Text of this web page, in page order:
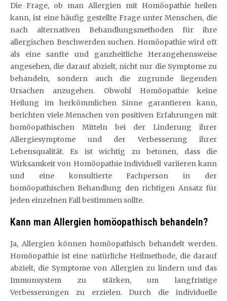
Die Frage, ob man Allergien mit Homöopathie heilen
kann, ist eine häufig gestellte Frage unter Menschen, die
nach alternativen Behandlungsmethoden für ihre
allergischen Beschwerden suchen. Homöopathie wird oft
als eine sanfte und ganzheitliche Herangehensweise
angesehen, die darauf abzielt, nicht nur die Symptome zu
behandeln, sondern auch die zugrunde liegenden
Ursachen anzugehen. Obwohl Homöopathie keine
Heilung im herkömmlichen Sinne garantieren kann,
berichten viele Menschen von positiven Erfahrungen mit
homöopathischen Mitteln bei der Linderung ihrer
Allergiesymptome und der Verbesserung ihrer
Lebensqualität. Es ist wichtig zu betonen, dass die
Wirksamkeit von Homöopathie individuell variieren kann
und eine konsultierte Fachperson in der
homöopathischen Behandlung den richtigen Ansatz für
jeden einzelnen Fall bestimmen sollte.
Kann man Allergien homöopathisch behandeln?
Ja, Allergien können homöopathisch behandelt werden.
Homöopathie ist eine natürliche Heilmethode, die darauf
abzielt, die Symptome von Allergien zu lindern und das
Immunsystem zu stärken, um langfristige
Verbesserungen zu erzielen. Durch die individuelle